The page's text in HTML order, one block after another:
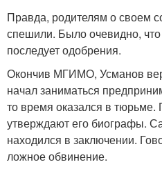
Правда, родителям о своем
спешили. Было очевидно,
последует одобрения.
Окончив МГИМО, Усманов
начал заниматься
то время оказался в
утверждают его биографы.
находился в заключении.
ложное обвинение.